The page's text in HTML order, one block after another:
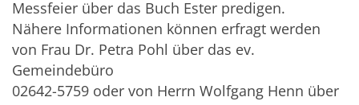
Messfeier über das Buch Ester predigen.
Nähere Informationen können erfragt werden
von Frau Dr. Petra Pohl über das ev.
Gemeindebüro
02642-5759 oder von Herrn Wolfgang Henn über